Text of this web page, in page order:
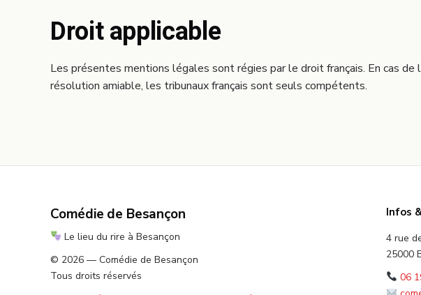
Droit applicable
Les présentes mentions légales sont régies par le droit français. En cas
résolution amiable, les tribunaux français sont seuls compétents.
Comédie de Besançon
Le lieu du rire à Besançon
© 2026 — Comédie de Besançon
Tous droits réservés
Infos
4 rue
25000
06